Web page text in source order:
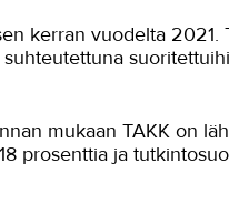
kerran vuodelta
mukaan TAKK on
prosenttia ja